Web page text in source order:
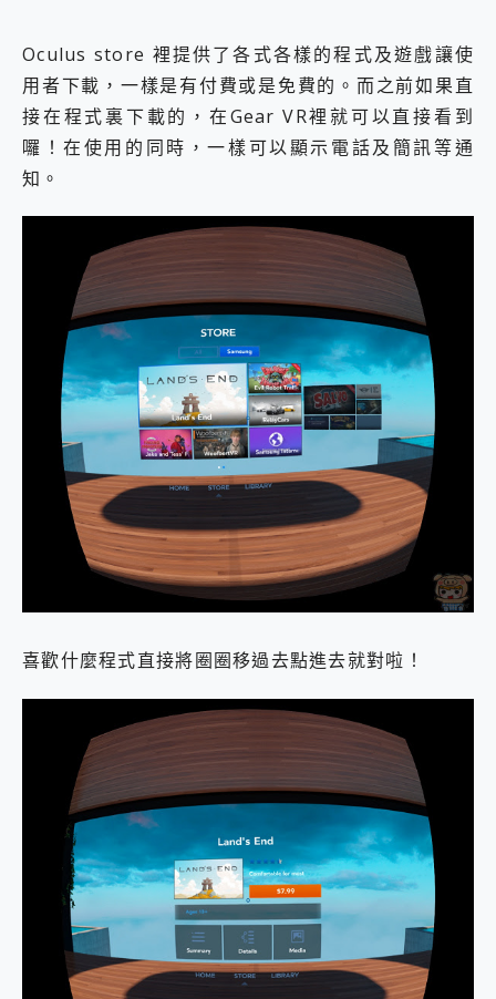
Oculus store 裡提供了各式各樣的程式及遊戲讓使
用者下載，一樣是有付費或是免費的。而之前如果直
接在程式裏下載的，在Gear VR裡就可以直接看到
囉！在使用的同時，一樣可以顯示電話及簡訊等通
知。
喜歡什麼程式直接將圈圈移過去點進去就對啦！